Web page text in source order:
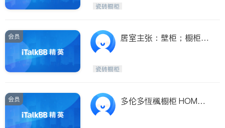
瓷砖橱柜
会员
居室主张：壁柜；橱柜；
瓷砖橱柜
会员
多伦多恆楓橱柜 HOMEY